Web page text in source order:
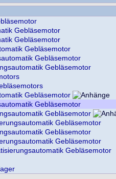
Gebläsemotor
Gebläsemotor
Gebläsemotor
Gebläsemotor
Gebläsemotor
Gebläsemotor
Gebläsemotor
Gebläsemotor
Gebläsemotor
Gebläsemotor
Gebläsemotor
Gebläsemotor